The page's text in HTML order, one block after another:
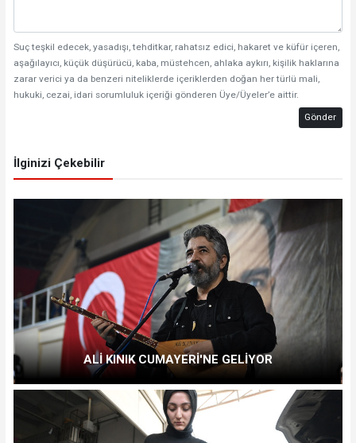
Suç teşkil edecek, yasadışı, tehditkar, rahatsız edici, hakaret ve küfür içeren,
aşağılayıcı, küçük düşürücü, kaba, müstehcen, ahlaka aykırı, kişilik haklarına
zarar verici ya da benzeri niteliklerde içeriklerden doğan her türlü mali,
hukuki, cezai, idari sorumluluk içeriği gönderen Üye/Üyeler’e aittir.
Gönder
İlginizi Çekebilir
ALİ KINIK CUMAYERİ'NE GELİYOR